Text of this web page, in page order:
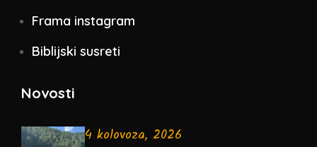
Frama instagram
Biblijski susreti
Novosti
4 kolovoza, 2026